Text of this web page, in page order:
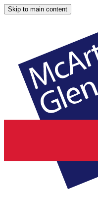
Skip to main content